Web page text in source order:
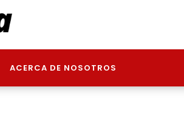
ACERCA DE NOSOTROS